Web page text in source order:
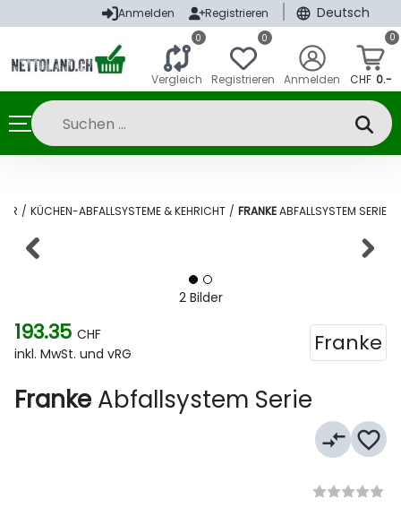
Anmelden Registrieren Deutsch
0
Vergleich
0
Registrieren Anmelden
0
CHF 0.-
/ KÜCHEN-ABFALLSYSTEME & KEHRICHT / FRANKEABFALLSYSTEM SERIE
2 Bilder
193.35 CHF
inkl. MwSt. und vRG
Franke
Franke Abfallsystem Serie
compare_arrows favorite_border